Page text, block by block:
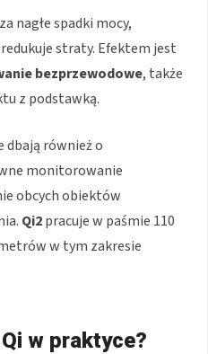
nagłe spadki mocy,
straty. Efektem jest
bezprzewodowe, także
z podstawką.
również o
monitorowanie
obcych obiektów
Qi2pracuje w paśmie 110
w tym zakresie
w praktyce?